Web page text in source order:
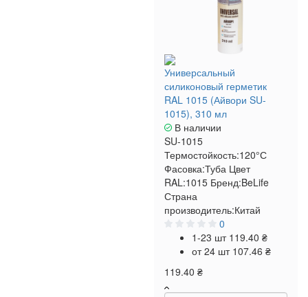
Универсальный
силиконовый герметик
RAL 1015 (Айвори SU-
1015), 310 мл
В наличии
SU-1015
Термостойкость:120°С
Фасовка:Туба Цвет
RAL:1015 Бренд:BeLife
Страна
производитель:Китай
0
1-23 шт 119.40 ₴
от 24 шт 107.46 ₴
119.40 ₴